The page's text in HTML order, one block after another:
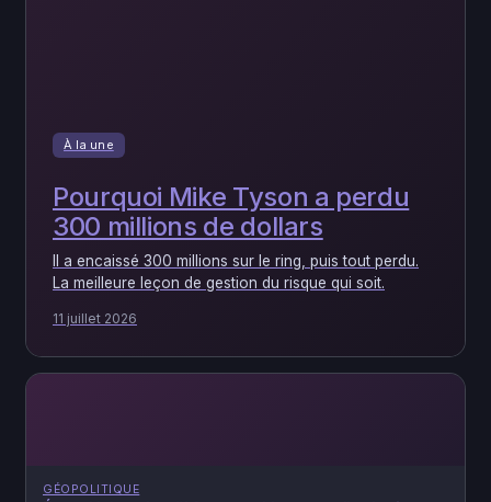
À la une
Pourquoi Mike Tyson a perdu
300 millions de dollars
Il a encaissé 300 millions sur le ring, puis tout perdu.
La meilleure leçon de gestion du risque qui soit.
11 juillet 2026
GÉOPOLITIQUE